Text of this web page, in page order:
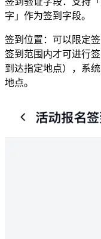
字」作为签到字段。
签到位置：可以限定
签到范围内才可进行
到达指定地点），系
地点。